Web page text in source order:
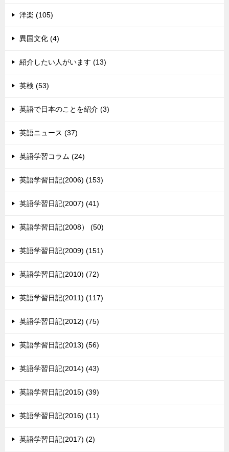
洋楽 (105)
異国文化 (4)
紹介したい人がいます (13)
英検 (53)
英語で日本のことを紹介 (3)
英語ニュース (37)
英語学習コラム (24)
英語学習日記(2006) (153)
英語学習日記(2007) (41)
英語学習日記(2008） (50)
英語学習日記(2009) (151)
英語学習日記(2010) (72)
英語学習日記(2011) (117)
英語学習日記(2012) (75)
英語学習日記(2013) (56)
英語学習日記(2014) (43)
英語学習日記(2015) (39)
英語学習日記(2016) (11)
英語学習日記(2017) (2)